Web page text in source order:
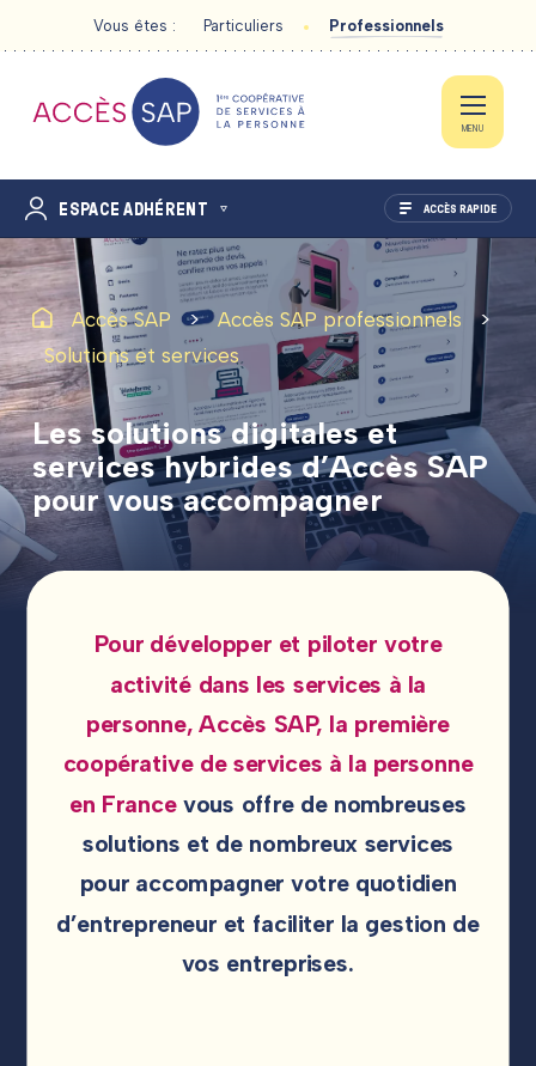
Vous êtes : Particuliers Professionnels
MENU
À PROPOS D’ACCES SAP
ACTIVITÉS DE SAP
SOLUTIONS ET SERVICES
CONTACTEZ-NOUS
SUIVEZ-NOUS !
ESPACE ADHÉRENT ACCÈS RAPIDE
Accès SAP > Accès SAP professionnels >
Solutions et services
Les solutions digitales et
services hybrides d’Accès SAP
pour vous accompagner
Pour développer et piloter votre
activité dans les services à la
personne, Accès SAP, la première
coopérative de services à la personne
en Francevous offre de nombreuses
solutions et de nombreux services
pour accompagner votre quotidien
d’entrepreneur et faciliter la gestion de
vos entreprises.